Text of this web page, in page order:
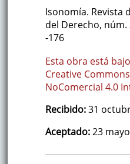
Isonomía. Revista
del Derecho, núm.
-176
Esta obra está
Creative
NoComercial 4.0
Recibido:31
Aceptado:23